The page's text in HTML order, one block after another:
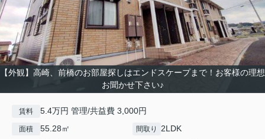
【外観】高崎、前橋のお部屋探しはエンドスケープまで！お客様の理想
お聞かせ下さい♪
賃料 5.4万円 管理/共益費 3,000円
面積 55.28㎡ 間取り 2LDK